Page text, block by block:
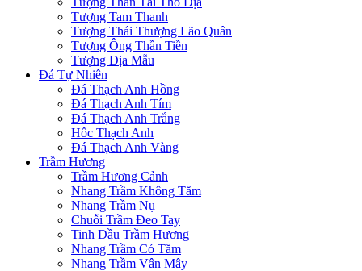
Tượng Tam Thanh
Tượng Thái Thượng Lão Quân
Tượng Ông Thần Tiền
Tượng Địa Mẫu
Đá Tự Nhiên
Đá Thạch Anh Hồng
Đá Thạch Anh Tím
Đá Thạch Anh Trắng
Hốc Thạch Anh
Đá Thạch Anh Vàng
Trầm Hương
Trầm Hương Cảnh
Nhang Trầm Không Tăm
Nhang Trầm Nụ
Chuỗi Trầm Đeo Tay
Tinh Dầu Trầm Hương
Nhang Trầm Có Tăm
Nhang Trầm Vân Mây